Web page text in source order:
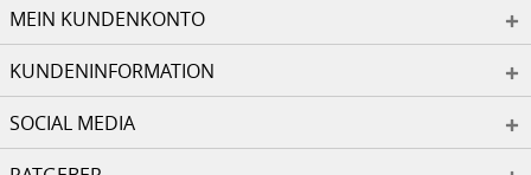
MEIN KUNDENKONTO
KUNDENINFORMATION
SOCIAL MEDIA